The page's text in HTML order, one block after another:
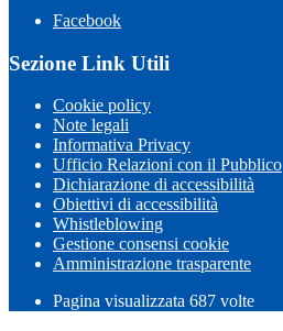
Facebook
Sezione Link Utili
Cookie policy
Note legali
Informativa Privacy
Ufficio Relazioni con il Pubblico
Dichiarazione di accessibilità
Obiettivi di accessibilità
Whistleblowing
Gestione consensi cookie
Amministrazione trasparente
Pagina visualizzata 687 volte